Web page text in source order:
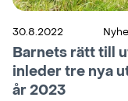
30.8.2022
Barnets rätt till
inleder tre nya
år 2023